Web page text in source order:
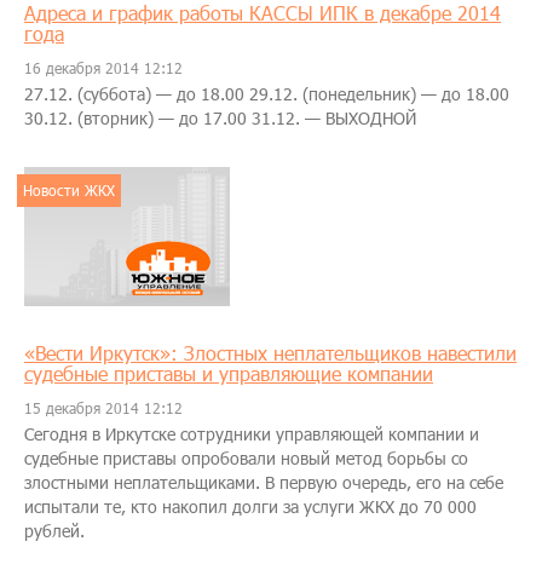
Адреса и график работы КАССЫ ИПК в декабре 2014
года
16 декабря 2014 12:12
27.12. (суббота) — до 18.00 29.12. (понедельник) — до 18.00
30.12. (вторник) — до 17.00 31.12. — ВЫХОДНОЙ
Новости ЖКХ
«Вести Иркутск»: Злостных неплательщиков навестили
судебные приставы и управляющие компании
15 декабря 2014 12:12
Сегодня в Иркутске сотрудники управляющей компании и
судебные приставы опробовали новый метод борьбы со
злостными неплательщиками. В первую очередь, его на себе
испытали те, кто накопил долги за услуги ЖКХ до 70 000
рублей.